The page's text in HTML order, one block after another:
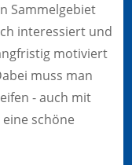
Sammelgebiet
interessiert und
motiviert
muss man
- auch mit
schöne